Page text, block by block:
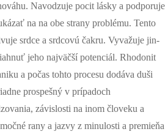
Navodzuje pocit lásky a podporuje
na na obe strany problému. Tento
srdce a srdcovú čakru. Vyvažuje jin-
jeho najväčší potenciál. Rhodonit
a počas tohto procesu dodáva duši
prospešný v prípadoch
závislosti na inom človeku a
rany a jazvy z minulosti a premieňa